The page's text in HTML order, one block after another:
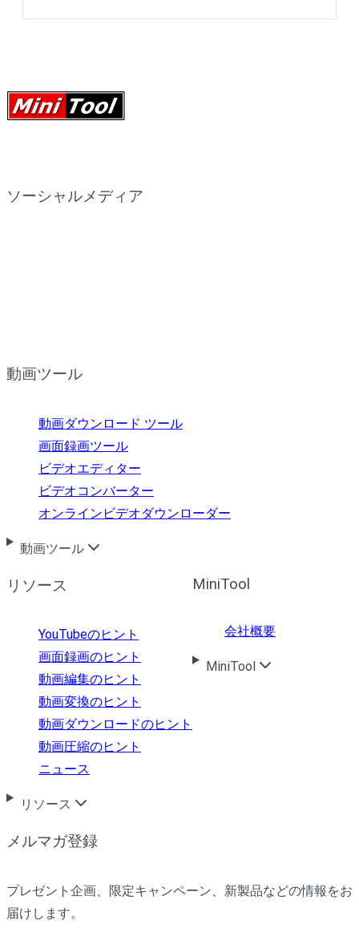
ソーシャルメディア
動画ツール
動画ダウンロード ツール
画面録画ツール
ビデオエディター
ビデオコンバーター
オンラインビデオダウンローダー
動画ツール
リソース
YouTubeのヒント
画面録画のヒント
動画編集のヒント
動画変換のヒント
動画ダウンロードのヒント
動画圧縮のヒント
ニュース
リソース
MiniTool
会社概要
MiniTool
メルマガ登録
プレゼント企画、限定キャンペーン、新製品などの情報をお
届けします。